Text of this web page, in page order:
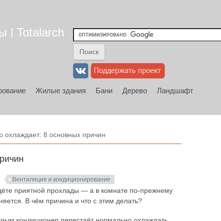
| Totalarch
Жилые здания Бани Дерево
Ландшафт
охлаждает: 8 основных причин
Вентиляция и кондиционирование
приятной прохлады — а в комнате по-прежнему
В чём причина и что с этим делать?